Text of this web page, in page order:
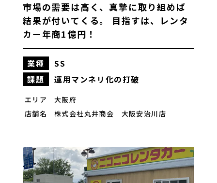
もっと見る
市場の需要は高く、真摯に取り組めば
結果が付いてくる。 目指すは、レンタ
カー年商1億円！
業種
SS
課題
運用マンネリ化の打破
エリア
大阪府
店舗名
株式会社丸井商会 大阪安治川店